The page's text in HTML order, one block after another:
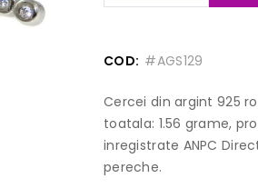
COD: #AGS129
Cercei din argint 925
toatala: 1.56 grame,
inregistrate ANPC
pereche.